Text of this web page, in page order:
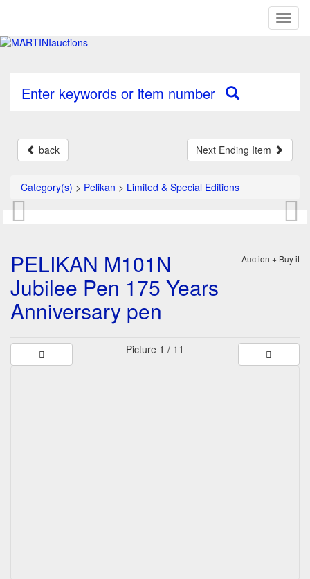
Enter keywords or item number
back Next Ending Item
Category(s) > Pelikan > Limited & Special Editions
Auction + Buy it
PELIKAN M101N
Jubilee Pen 175 Years
Anniversary pen
Picture 1 / 11